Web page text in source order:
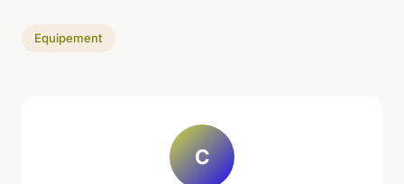
Equipement
C